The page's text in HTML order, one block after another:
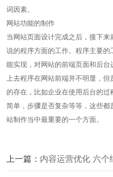
词因素。
网站功能的制作
当网站页面设计完成之后，接下
说的程序方面的工作。程序主要
能实现，对网站的前端页面和后
上去程序在网站前端并不明显，
的存在，比如企业在使用后台的
简单，步骤是否复杂等等，这些
站制作当中最重要的一个方面。
上一篇： 内容运营优化 六个